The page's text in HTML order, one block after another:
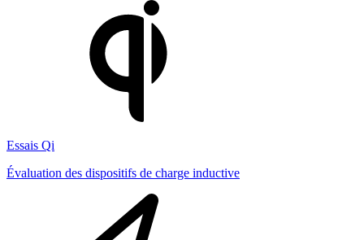
Essais Qi
Évaluation des dispositifs de charge inductive